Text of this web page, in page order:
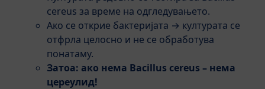
cereus за време на одгледувањето.
Ако се открие бактеријата → културата се
отфрла целосно и не се обработува
понатаму.
Затоа: ако нема Bacillus cereus – нема
цереулид!